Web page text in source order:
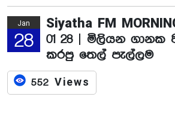
Jan
28
Siyatha FM
01 28 | මිලියන ගානක
කරපු තෙල් පැල්ලම
552 Views